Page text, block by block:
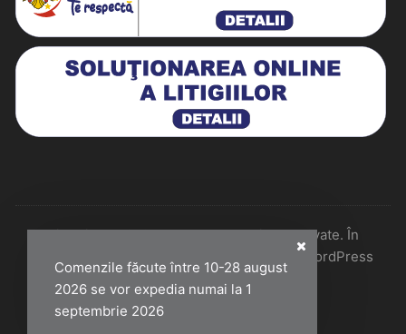
Comenzile făcute între 10-28 august
2026 se vor expedia numai la 1
septembrie 2026
Historiarum 2026 - Toate drepturile rezervate. În
colaborare cu Perfect Pixel & Mentenanță WordPress